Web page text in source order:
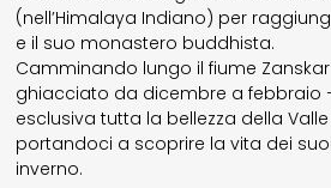
(nell’Himalaya Indiano) per
e il suo monastero buddhista.
Camminando lungo il fiume
ghiacciato da dicembre a febbraio
esclusiva tutta la bellezza della
portandoci a scoprire la vita dei
inverno.